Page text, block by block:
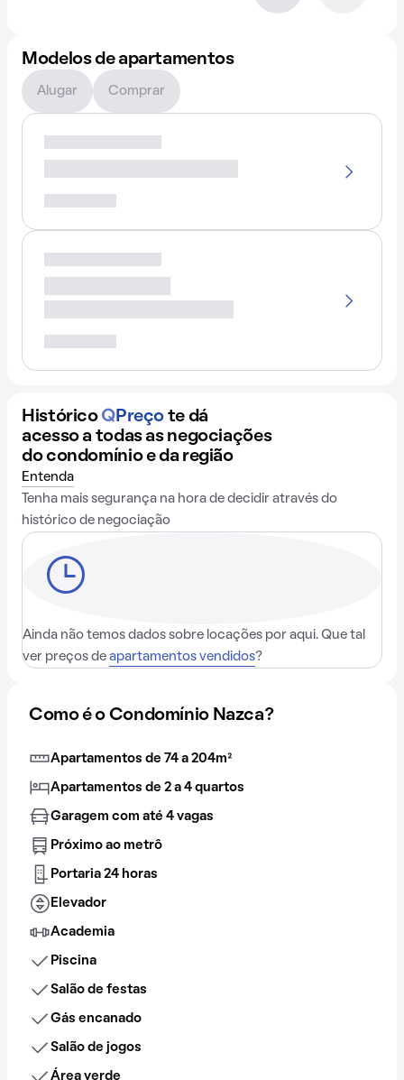
Modelos de apartamentos
Alugar Comprar
Histórico QPreço te dá
acesso a todas as negociações
do condomínio e da região
Entenda
Tenha mais segurança na hora de decidir através do
histórico de negociação
Ainda não temos dados sobre locações por aqui. Que tal
ver preços de apartamentos vendidos?
Como é o Condomínio Nazca?
Apartamentos de 74 a 204m²
Apartamentos de 2 a 4 quartos
Garagem com até 4 vagas
Próximo ao metrô
Portaria 24 horas
Elevador
Academia
Piscina
Salão de festas
Gás encanado
Salão de jogos
Área verde